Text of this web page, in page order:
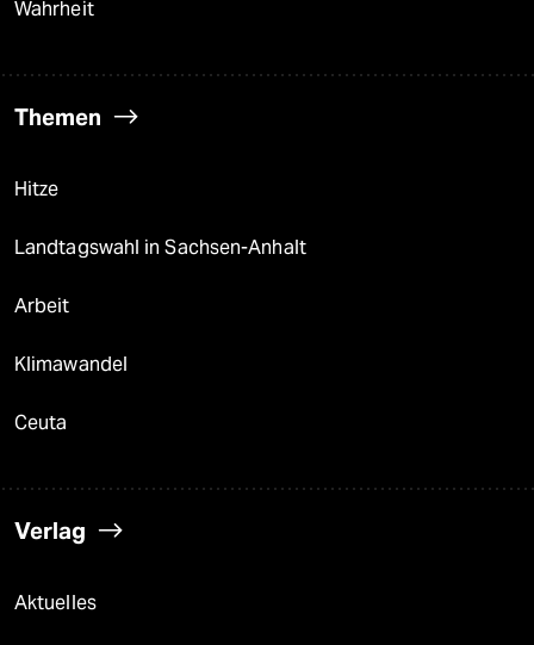
Wahrheit
Themen
Hitze
Landtagswahl in Sachsen-Anhalt
Arbeit
Klimawandel
Ceuta
Verlag
Aktuelles